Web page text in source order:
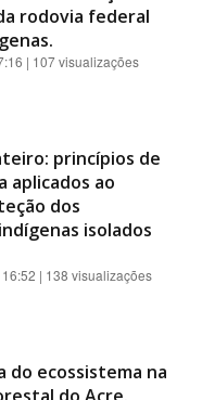
rodovia federal
| 107 visualizações
princípios de
aplicados ao
dos
isolados
| 138 visualizações
ecossistema na